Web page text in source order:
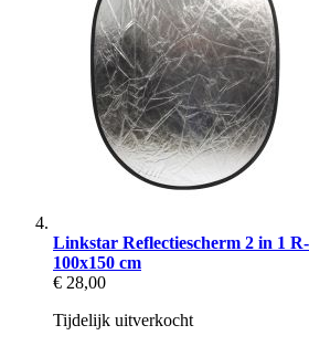
Linkstar Reflectiescherm 2 in 1
100x150 cm
€ 28,00
Tijdelijk uitverkocht